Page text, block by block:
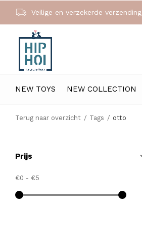
NEW TOYS NEW COLLECTION
Veilige en verzekerde verzending
Terug naar overzicht Tags otto
Prijs
€0 - €5